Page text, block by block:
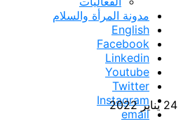
مدونة المرأة والسلام
English
Facebook
Linkedin
Youtube
Twitter
Instagram
email
24 يناير 2022